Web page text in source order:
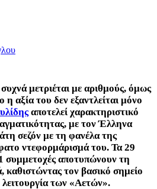
μετριέται με αριθμούς, όμως
αξία του δεν εξαντλείται μόνο
αποτελεί χαρακτηριστικό
με τον Έλληνα
σεζόν με τη φανέλα της
ντεφορμάρισμά του. Τα 29
συμμετοχές αποτυπώνουν τη
καθιστώντας τον βασικό σημείο
των «Αετών».